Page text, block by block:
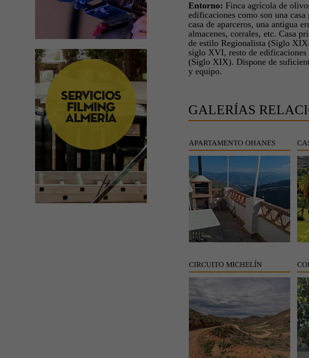
Entorno: Finca agrícola de
edificaciones como son una
casa de aparceros, una antigua
almacenes, corrales, etc. Casa
de estilo Regionalista (Siglo
siglo XVI, resto de edificaciones
(Siglo XIX). Dispone de
y equipo.
GALERÍAS
APARTAMENTO OHANES
CIRCUITO MICHELÍN